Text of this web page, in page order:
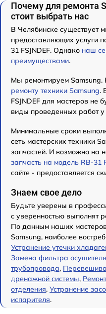
Почему для ремонта
стоит выбрать нас
В Челябинске существует
предоставляющих услуги
31 FSJNDEF. Однако наш
преимуществами.
Мы ремонтируем
ремонту техники Samsung.
FSJNDEF для мастеров не
виды проведенных работ у
Минимальные сроки
сеть мастерских техники
запчастей. И возможно на
запчасть на модель RB-31
сайте - предоставляется
Знаем свое дело
Будьте уверены в
с уверенностью выполнят
По данным наших
Samsung, наиболее
Устранение утечки
Замена фильтра осушителя
трубопровода,
дренажной системы,
отделения, Устранение
испарителя.